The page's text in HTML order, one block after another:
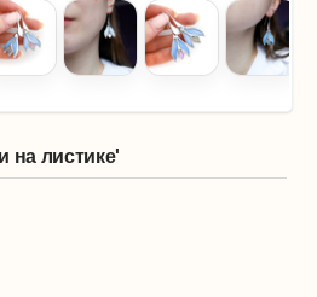
на листике'